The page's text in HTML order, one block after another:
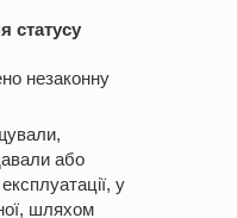
статусу
незаконну
або
у
шляхом